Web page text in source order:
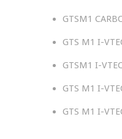
GTSM1
GTS M1 I-
GTSM1 I-
GTS M1 I-
GTS M1 I-